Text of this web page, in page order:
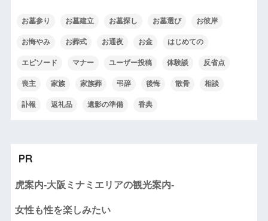
お墓参り お墓建立 お墓探し お墓選び お彼岸
お悔やみ お葬式 お通夜 お金 はじめての
エピソード マナー ユーザー投稿 体験談 反省点
喪主 家族 家族葬 弔辞 後悔 散骨 相談
訃報 返礼品 遺影の準備 香典
PR
虎案内-大阪ミナミエリアの観光案内-
女性も性を楽しみたい